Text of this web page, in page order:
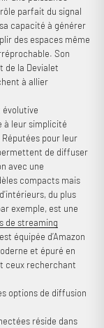
parfait du signal
capacité à générer
des espaces même
Son
de la Devialet
à allier
évolutive
à leur simplicité
pour leur
de diffuser
avec une
compacts mais
du plus
exemple, est une
de streaming
équipée d’Amazon
et épuré en
ceux recherchant
options de diffusion
réside dans